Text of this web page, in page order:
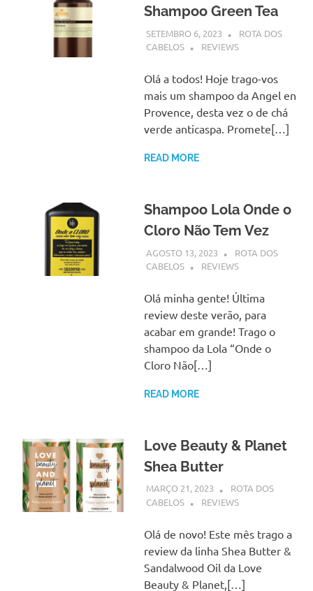
Shampoo Green Tea
SETEMBRO 6, 2023
ROTA DOS
CABELOS
REVIEWS
Olá a todos! Hoje trago-vos
mais um shampoo da Angel en
Provence, desta vez o de chá
verde anticaspa. Promete[…]
READ MORE
Shampoo Lola Onde o
Cloro Não Tem Vez
AGOSTO 13, 2023
ROTA DOS
CABELOS
REVIEWS
Olá minha gente! Última
review deste verão, para
acabar em grande! Trago o
shampoo da Lola “Onde o
Cloro Não[…]
READ MORE
Love Beauty & Planet
Shea Butter
MARÇO 21, 2023
ROTA DOS
CABELOS
REVIEWS
Olá de novo! Este mês trago a
review da linha Shea Butter &
Sandalwood Oil da Love
Beauty & Planet,[…]